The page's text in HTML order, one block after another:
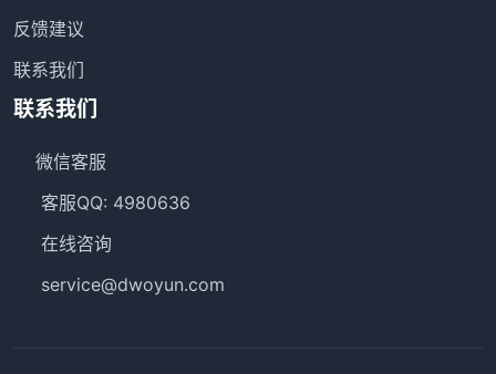
反馈建议
联系我们
联系我们
微信客服
客服QQ: 4980636
在线咨询
service@dwoyun.com